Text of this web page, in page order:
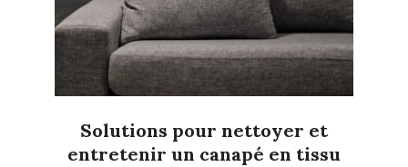
Solutions pour nettoyer et
entretenir un canapé en tissu